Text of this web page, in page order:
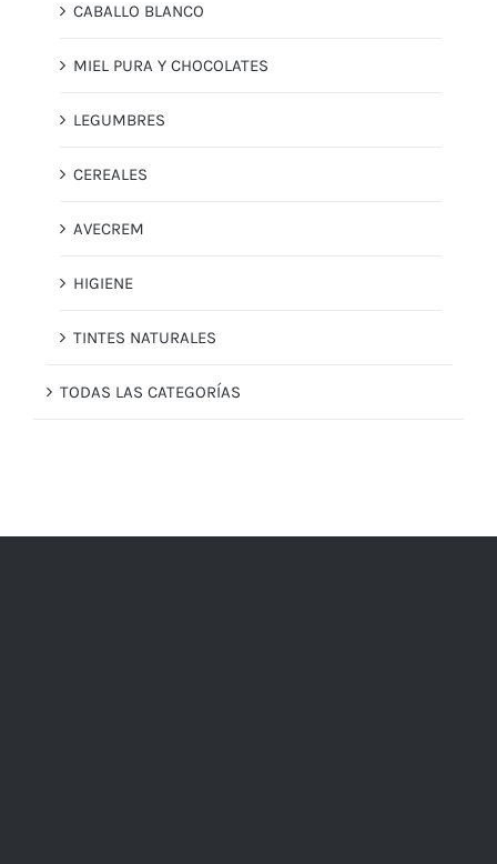
CABALLO BLANCO
MIEL PURA Y CHOCOLATES
LEGUMBRES
CEREALES
AVECREM
HIGIENE
TINTES NATURALES
TODAS LAS CATEGORÍAS